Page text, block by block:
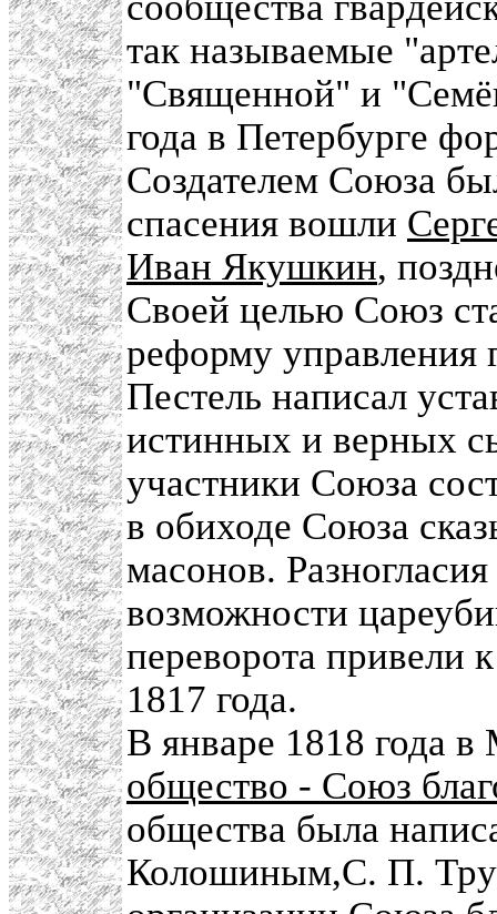
так называемые
"Священной" и
года в Петербурге
Создателем Союза
спасения вошли
Иван Якушкин,
Своей целью Союз
реформу управления
Пестель написал
истинных и верных
участники Союза
в обиходе Союза
масонов.
возможности
переворота привели
1817 года.
В январе 1818 года в
общество - Союз
общества была
Колошиным,С. П.